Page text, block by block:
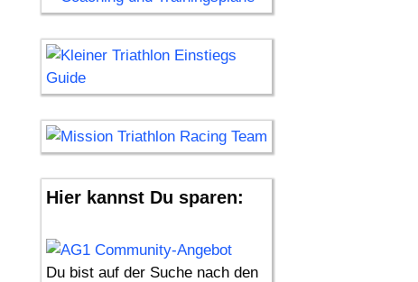
Hier kannst Du sparen:
Du bist auf der Suche nach den